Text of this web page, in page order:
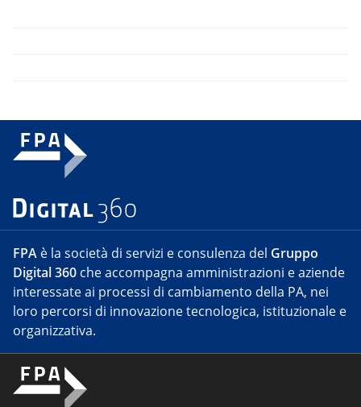
FPA è la società di servizi e consulenza del Gruppo
Digital 360 che accompagna amministrazioni e aziende
interessate ai processi di cambiamento della PA, nei
loro percorsi di innovazione tecnologica, istituzionale e
organizzativa.